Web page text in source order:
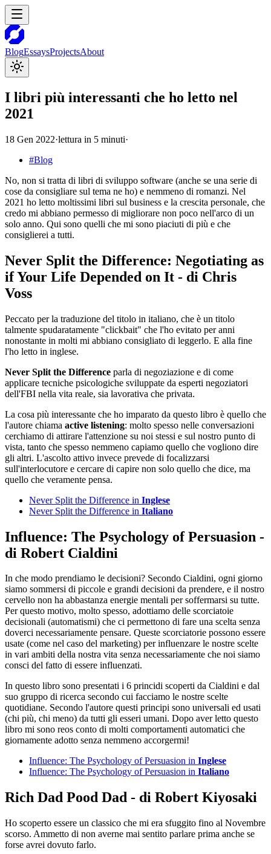
BlogEssaysProjectsAbout
I libri più interessanti che ho letto nel
2021
18 Gen 2022·lettura in 5 minuti·
#Blog
No, non si tratta di libri di sviluppo software (anche se una serie di
cose da consigliare sul tema ne ho) e nemmeno di romanzi. Nel
2021 ho letto moltissimi libri sul business e la crescita personale, che
credo mi abbiano permesso di migliorare non poco nell'arco di un
solo anno. Qui sono quelli che mi sono piaciuti di più e che
consiglierei a tutti.
Never Split the Difference: Negotiating as
if Your Life Depended on It - di Chris
Voss
Peccato per la traduzione del titolo in italiano, che è un titolo
talmente spudaratamente "clickbait" che l'ho evitato per anni
nonostante in molti mi abbiano consigliato di leggerlo. E alla fine
l'ho letto in inglese.
Never Split the Difference parla di negoziazione e di come
applicare tecniche psicologiche sviluppate da esperti negoziatori
dell'FBI nella vita reale, sia lavorativa che privata.
La cosa più interessante che ho imparato da questo libro è quello che
l'autore chiama active listening: molto spesso nelle conversazioni
cerchiamo di attirare l'attenzione su noi stessi e sul nostro punto di
vista, tanto che spesso nemmeno capiamo quello che vogliono dire
gli altri. L'ascolto attivo invece prevede di focalizzarsi
sull'interlocutore e cercare di capire non solo quello che dice, ma
quello che veramente pensa.
Never Split the Difference in Inglese
Never Split the Difference in Italiano
Influence: The Psychology of Persuasion -
di Robert Cialdini
In che modo prendiamo le decisioni? Secondo Cialdini, ogni giorno
siamo sommersi di piccole e grandi decisioni da prendere, e il nostro
cervello non ha abbastanza energie mentali per soffermarsi su tutte.
Per questo motivo, molto spesso, adottiamo delle scorciatoie
decisionali (automatismi) che ci permettono di fare una scelta senza
doverci necessariamente pensare. Queste scorciatorie possono essere
usate (come nel caso del marketing) per influenzare le nostre scelte
in vari ambiti della nostra vita senza necessariamente che noi siamo
consci del fatto di essere influenzati.
In questo libro sono presentati i 6 princidi scoperti da Cialdini e dal
suo gruppo di ricerca secondo cui facciamo le nostre scelte
quotidiane. Secondo l'autore questi principi sono universali ed usati
(chi più, chi meno) da tutti gli esseri umani. Dopo aver letto questo
libro mi sono reos conto di molti comportamenti automatici che
giornamente adotto senza nemmeno accorgermi!
Influence: The Psychology of Persuasion in Inglese
Influence: The Psychology of Persuasion in Italiano
Rich Dad Pood Dad - di Robert Kiyosaki
Ho scoperto essere un classico che mi era sfuggito fino al Novembre
scorso. Ammetto di non averne mai sentito parlare prima anche se
forse avrei dovuto farlo.